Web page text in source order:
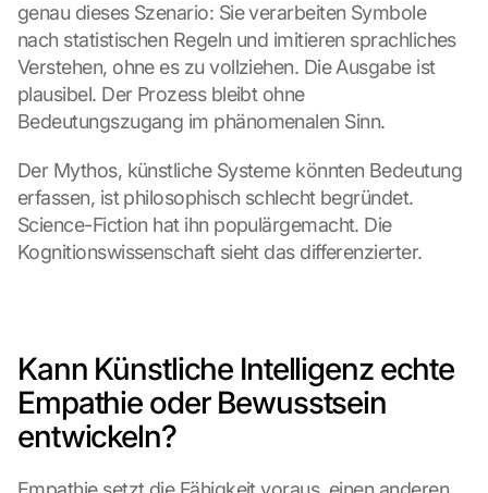
genau dieses Szenario: Sie verarbeiten Symbole
nach statistischen Regeln und imitieren sprachliches
Verstehen, ohne es zu vollziehen. Die Ausgabe ist
plausibel. Der Prozess bleibt ohne
Bedeutungszugang im phänomenalen Sinn.
Der Mythos, künstliche Systeme könnten Bedeutung
erfassen, ist philosophisch schlecht begründet.
Science-Fiction hat ihn populärgemacht. Die
Kognitionswissenschaft sieht das differenzierter.
Kann Künstliche Intelligenz echte
Empathie oder Bewusstsein
entwickeln?